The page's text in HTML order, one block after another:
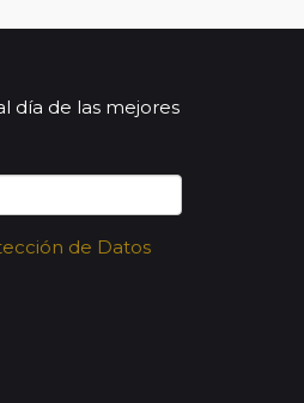
día de las mejores
de Datos